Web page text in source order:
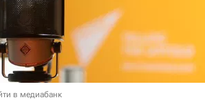
в медиабанк